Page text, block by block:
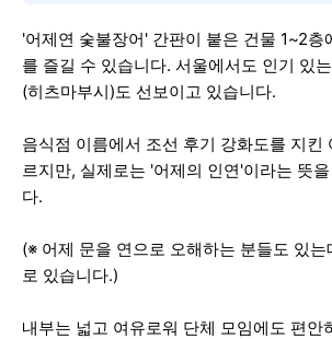
'어제연 숯불장어' 간판이 붙은 건물 1~2층
를 즐길 수 있습니다. 서울에서도 인기 있
(히츠마부시)도 선보이고 있습니다.
음식점 이름에서 조선 후기 강화도를 지킨
르지만, 실제로는 '어제의 인연'이라는 뜻
다.
(※ 어제 문을 연으로 오해하는 분들도 있
로 있습니다.)
내부는 넓고 여유로워 단체 모임에도 편안